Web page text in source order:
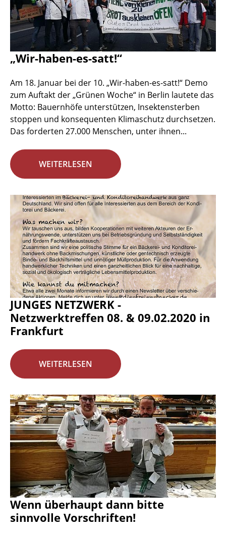
„Wir-haben-es-satt!“
Am 18. Januar bei der 10. „Wir-haben-es-satt!“ Demo
zum Auftakt der „Grünen Woche“ in Berlin lautete das
Motto: Bauernhöfe unterstützen, Insektensterben
stoppen und konsequenten Klimaschutz durchsetzen.
Das forderten 27.000 Menschen, unter ihnen...
WEITERLESEN
JUNGES NETZWERK -
Netzwerktreffen 08. & 09.02.2020 in
Frankfurt
WEITERLESEN
Wenn überhaupt dann bitte
sinnvolle Vorschriften!